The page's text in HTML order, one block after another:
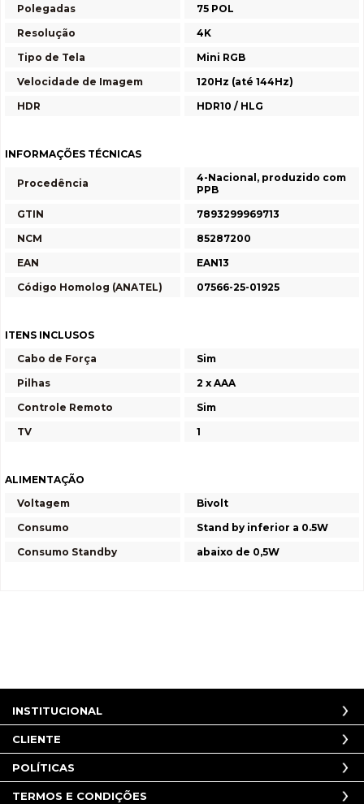
Polegadas
75 POL
Resolução
4K
Tipo de Tela
Mini RGB
Velocidade de Imagem
120Hz (até 144Hz)
HDR
HDR10 / HLG
INFORMAÇÕES TÉCNICAS
Procedência
4-Nacional, produzido com
PPB
GTIN
7893299969713
NCM
85287200
EAN
EAN13
Código Homolog (ANATEL)
07566-25-01925
ITENS INCLUSOS
Cabo de Força
Sim
Pilhas
2 x AAA
Controle Remoto
Sim
TV
1
ALIMENTAÇÃO
Voltagem
Bivolt
Consumo
Stand by inferior a 0.5W
Consumo Standby
abaixo de 0,5W
INSTITUCIONAL
CLIENTE
POLÍTICAS
TERMOS E CONDIÇÕES